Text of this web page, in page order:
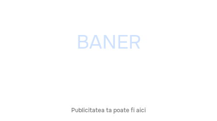
Publicitatea ta poate fi aici